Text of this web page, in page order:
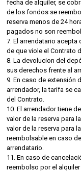
fecha de alquiler, se
de los fondos se
reserva menos de 24
pagados no son
7. El arrendatario acepta
de que viole el Contrato
8. La devolucion del
sus derechos frente al
9. En caso de extensión
arrendador, la tarifa se
del Contrato.
10. El arrendador tiene
valor de la reserva para
valor de la reserva para
reembolsable en caso
arrendatario.
11. En caso de
reembolso por el